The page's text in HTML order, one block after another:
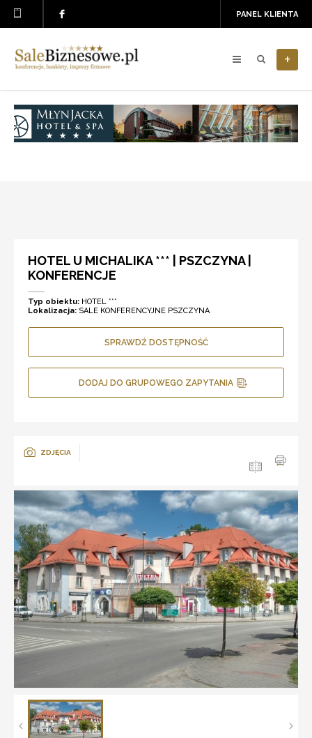
PANEL KLIENTA
+
HOTEL U MICHALIKA *** | PSZCZYNA |
KONFERENCJE
Typ obiektu: HOTEL ***
Lokalizacja: SALE KONFERENCYJNE PSZCZYNA
SPRAWDŹ DOSTĘPNOŚĆ
DODAJ DO GRUPOWEGO ZAPYTANIA
ZDJĘCIA